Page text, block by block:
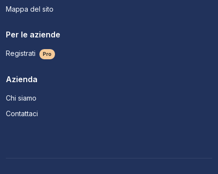
Mappa del sito
Per le aziende
Registrati Pro
Azienda
Chi siamo
Contattaci